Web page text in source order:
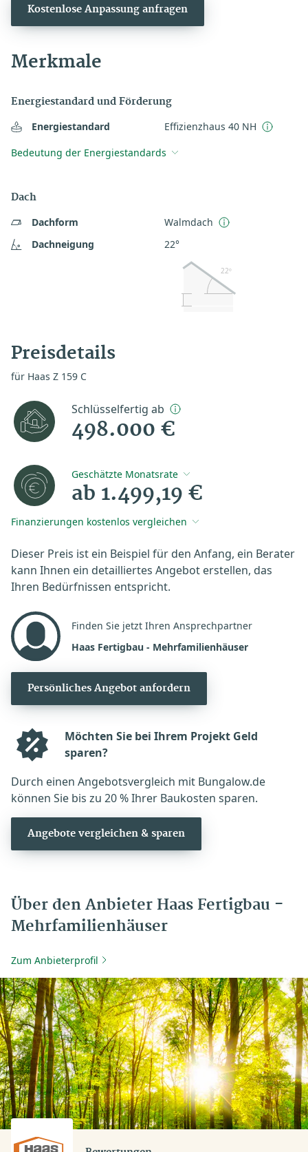
Kostenlose Anpassung anfragen
Merkmale
Energiestandard und Förderung
Energiestandard
Effizienzhaus 40 NH
Bedeutung der Energiestandards
Dach
Dachform
Walmdach
Dachneigung
22°
22º
Preisdetails
für Haas Z 159 C
Schlüsselfertig ab
498.000 €
Geschätzte Monatsrate
ab 1.499,19 €
Finanzierungen kostenlos vergleichen
Dieser Preis ist ein Beispiel für den Anfang, ein Berater
kann Ihnen ein detailliertes Angebot erstellen, das
Ihren Bedürfnissen entspricht.
Finden Sie jetzt Ihren Ansprechpartner
Haas Fertigbau - Mehrfamilienhäuser
Persönliches Angebot anfordern
Möchten Sie bei Ihrem Projekt Geld
sparen?
Durch einen Angebotsvergleich mit Bungalow.de
können Sie bis zu 20 % Ihrer Baukosten sparen.
Angebote vergleichen & sparen
Über den Anbieter Haas Fertigbau -
Mehrfamilienhäuser
Zum Anbieterprofil